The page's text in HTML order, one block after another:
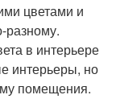
цветами и
разному.
в интерьере
интерьеры, но
помещения.